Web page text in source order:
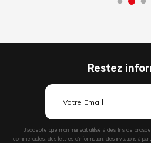
Restez
J’accepte que mon mail soit utilisé à des fins de
commerciales, des lettres d’information, des invitations à